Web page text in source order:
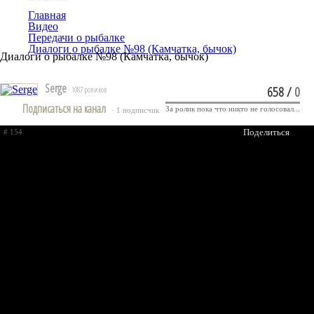
Главная
Видео
Передачи о рыбалке
Диалоги о рыбалке №98 (Камчатка, бычок)
Диалоги о рыбалке №98 (Камчатка, бычок)
Serge · 1087 роликов
Подписаться на канал · 1 подписчик
# 154 Поделиться
658/0
За ролик пока что никто не голосовал...